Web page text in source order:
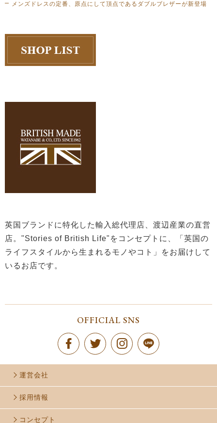
メンズドレスの定番、原点にして頂点であるダブルブレザーが新登場
英国ブランドに特化した輸入総代理店、渡辺産業の直営
店。"Stories of British Life"をコンセプトに、「英国の
ライフスタイルから生まれるモノやコト」をお届けして
いるお店です。
OFFICIAL SNS
運営会社
採用情報
コンセプト